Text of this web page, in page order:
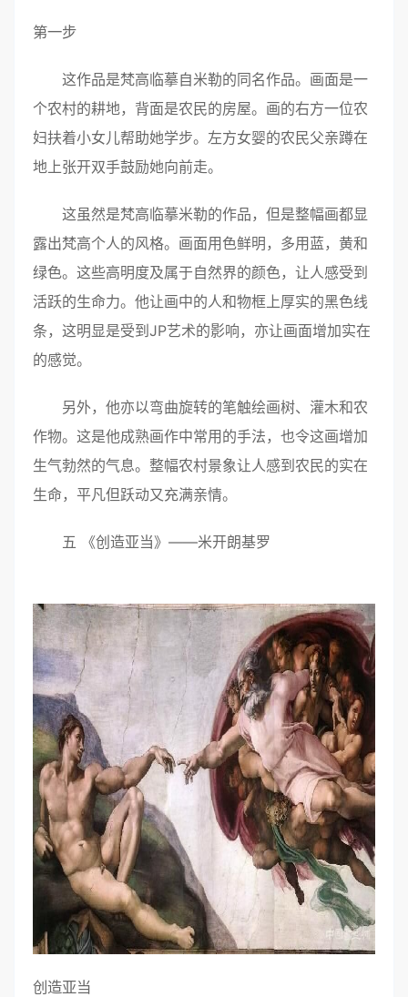
第一步
这作品是梵高临摹自米勒的同名作品。画面是一
个农村的耕地，背面是农民的房屋。画的右方一位农
妇扶着小女儿帮助她学步。左方女婴的农民父亲蹲在
地上张开双手鼓励她向前走。
这虽然是梵高临摹米勒的作品，但是整幅画都显
露出梵高个人的风格。画面用色鲜明，多用蓝，黄和
绿色。这些高明度及属于自然界的颜色，让人感受到
活跃的生命力。他让画中的人和物框上厚实的黑色线
条，这明显是受到JP艺术的影响，亦让画面增加实在
的感觉。
另外，他亦以弯曲旋转的笔触绘画树、灌木和农
作物。这是他成熟画作中常用的手法，也令这画增加
生气勃然的气息。整幅农村景象让人感到农民的实在
生命，平凡但跃动又充满亲情。
五 《创造亚当》——米开朗基罗
创造亚当